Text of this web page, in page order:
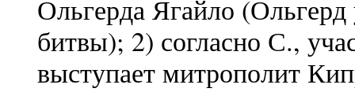
Ольгерда Ягайло (Ольгерд
битвы); 2) согласно С.,
выступает митрополит